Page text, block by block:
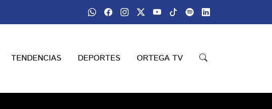
TENDENCIAS DEPORTES ORTEGA TV